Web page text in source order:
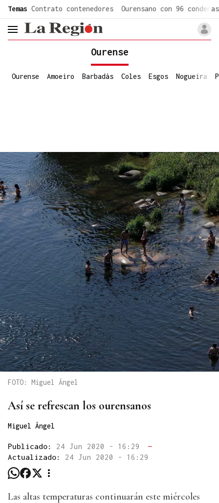
Temas Contrato contenedores Ourensano con 96 condenas
header.menu.open
Ourense
Ourense Amoeiro Barbadás Coles Esgos Nogueira
FOTO: Miguel Ángel
Así se refrescan los ourensanos
Miguel Ángel
Publicado: 24 Jun 2020 - 16:29
—
Actualizado: 24 Jun 2020 - 16:29
Las altas temperaturas continuarán este miércoles